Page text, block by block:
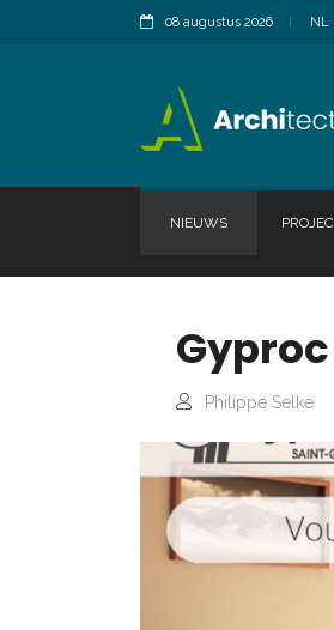
08 augustus 2026 NL
NIEUWS
Philippe Selke